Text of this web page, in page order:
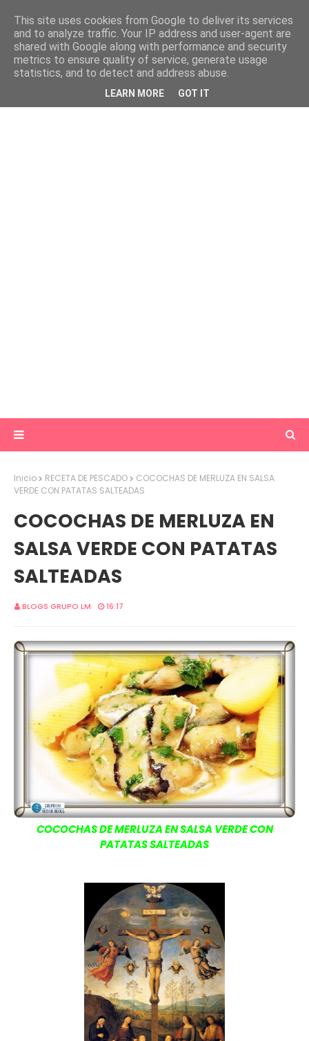
Inicio RECETA DE PESCADO
COCOCHAS DE MERLUZA EN SALSA
VERDE CON PATATAS SALTEADAS
COCOCHAS DE MERLUZA EN
SALSA VERDE CON PATATAS
SALTEADAS
BLOGS GRUPO LM 16:17
COCOCHAS DE MERLUZA EN SALSA VERDE CON
PATATAS SALTEADAS
This site uses cookies from Google to deliver its services
and to analyze traffic. Your IP address and user-agent are
shared with Google along with performance and security
metrics to ensure quality of service, generate usage
statistics, and to detect and address abuse.
LEARN MORE GOT IT